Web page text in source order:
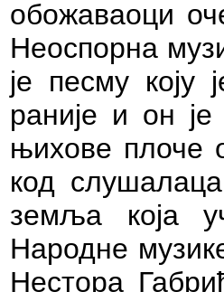
обожаваоци
Неоспорна
је песму
раније и он
њихове плоче
код
земља која
Народне
Нестора